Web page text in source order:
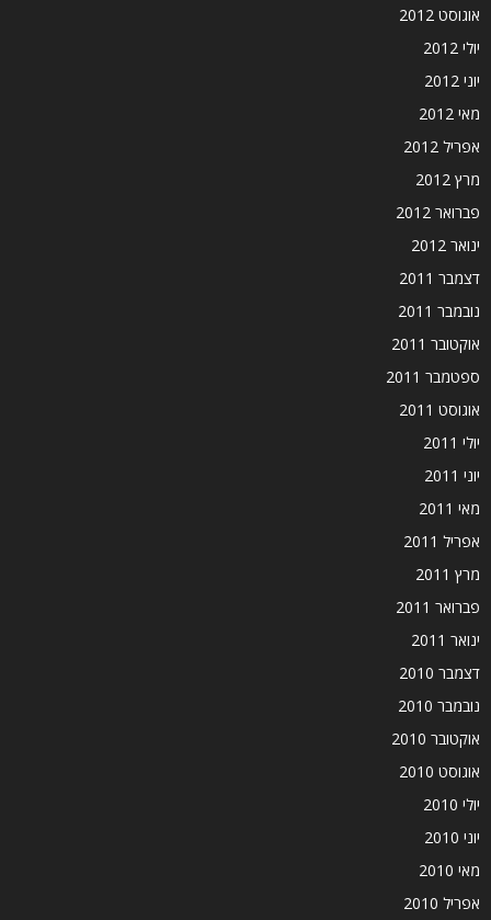
אוגוסט 2012
יולי 2012
יוני 2012
מאי 2012
אפריל 2012
מרץ 2012
פברואר 2012
ינואר 2012
דצמבר 2011
נובמבר 2011
אוקטובר 2011
ספטמבר 2011
אוגוסט 2011
יולי 2011
יוני 2011
מאי 2011
אפריל 2011
מרץ 2011
פברואר 2011
ינואר 2011
דצמבר 2010
נובמבר 2010
אוקטובר 2010
אוגוסט 2010
יולי 2010
יוני 2010
מאי 2010
אפריל 2010